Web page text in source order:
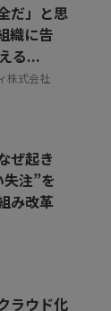
だ」と思
織に告
る...
株式会社
ぜ起き
注”を
み改革
ラウド化